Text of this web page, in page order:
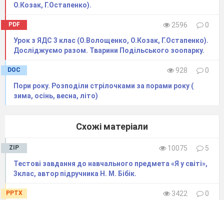
Що годівничка в нього нова.
Насипав ввечері
Вранці ж бачив там синичку,
горобця, ворону,
і маленьку таку птичку,
О.Козак, Г.Остапенко).
PDF 2596
0
Урок з ЯДС 3 клас (О.Волощенко, О.Козак, Г.Остапенко).
Досліджуємо разом. Тварини Подільського зоопарку.
DOC 928
0
Пори року. Розподіли стрілочками за порами року (
зима, осінь, весна, літо)
Схожі матеріали
ZIP 10075
5
Тестові завдання до навчального предмета «Я у світі»,
3клас, автор підручника Н. М. Бібік.
PPTX 3422
0